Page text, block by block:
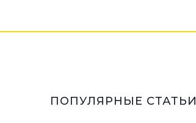
ПОПУЛЯРНЫЕ СТАТЬИ